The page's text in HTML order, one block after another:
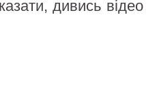
дивись відео